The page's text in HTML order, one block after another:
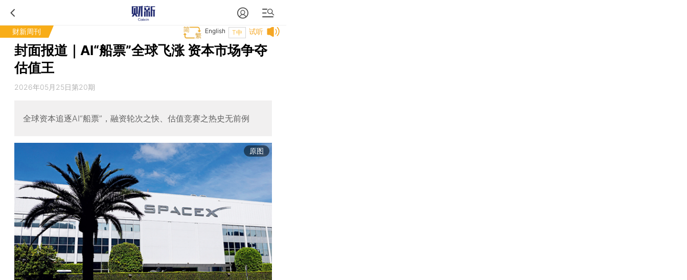
财新周刊 试听
T中
English
封面报道｜AI“船票”全球飞涨 资本市场争夺
估值王
2026年05月25日第20期
全球资本追逐AI“船票”，融资轮次之快、估值竞赛之热史无前例
原图